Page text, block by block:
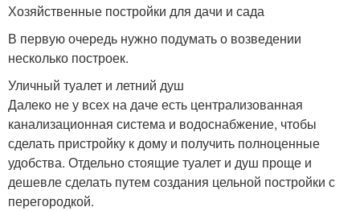
Хозяйственные постройки для дачи и сада
В первую очередь нужно подумать о возведении
несколько построек.
Уличный туалет и летний душ
Далеко не у всех на даче есть централизованная
канализационная система и водоснабжение, чтобы
сделать пристройку к дому и получить полноценные
удобства. Отдельно стоящие туалет и душ проще и
дешевле сделать путем создания цельной постройки с
перегородкой.